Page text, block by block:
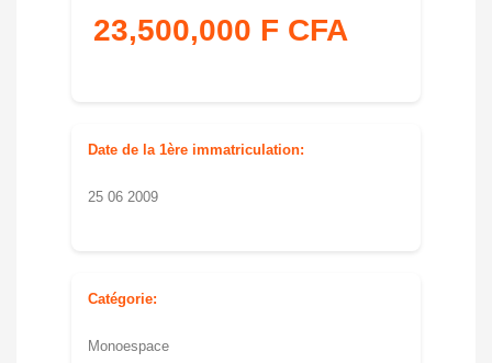
23,500,000 F CFA
Date de la 1ère immatriculation:
25 06 2009
Catégorie:
Monoespace